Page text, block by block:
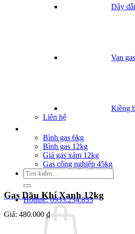
Dây
Van gas
Kiềng
Liên hệ
Bình gas 6kg
Bình gas 12kg
Giá gas xám 12kg
Gas công nghiệp 45kg
Tìm
kiếm:
Hotline: 0933.234.833
Gas Dầu Khí Xanh 12kg
Giá: 480.000 ₫